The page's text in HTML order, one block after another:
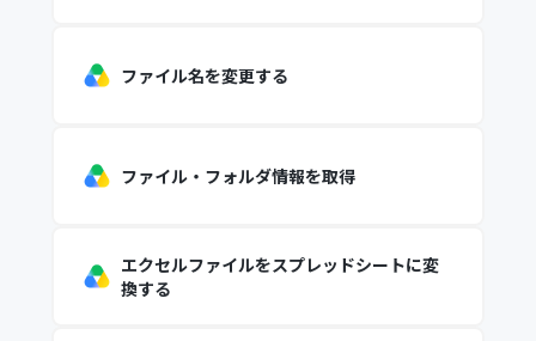
ファイル名を変更する
ファイル・フォルダ情報を取得
エクセルファイルをスプレッドシートに変
換する